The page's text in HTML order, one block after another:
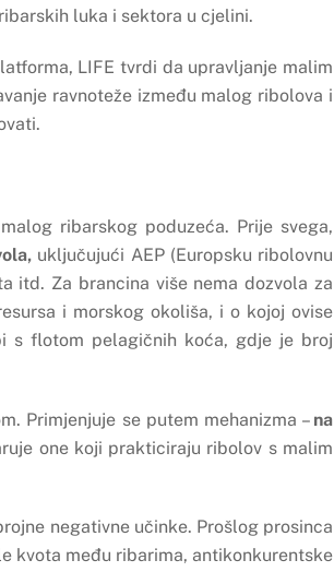
luka i sektora u cjelini.
LIFE tvrdi da upravljanje malim
ravnoteže između malog ribolova i
ribarskog poduzeća. Prije svega,
uključujući AEP (Europsku ribolovnu
itd. Za brancina više nema dozvola za
i morskog okoliša, i o kojoj ovise
s flotom pelagičnih koća, gdje je broj
Primjenjuje se putem mehanizma – na
one koji prakticiraju ribolov s malim
negativne učinke. Prošlog prosinca
kvota među ribarima, antikonkurentske